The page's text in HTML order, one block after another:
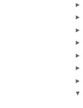
►
►
►
►
►
►
►
▼